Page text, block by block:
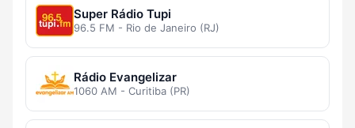
Super Rádio Tupi
96.5 FM - Rio de Janeiro (RJ)
Rádio Evangelizar
1060 AM - Curitiba (PR)